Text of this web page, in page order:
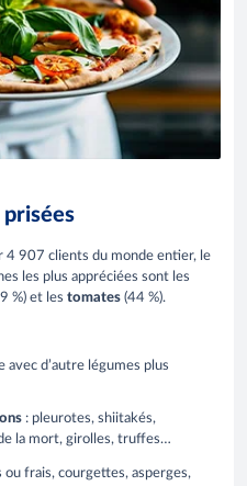
prisées
4 907 clients du monde entier, le
les plus appréciées sont les
%) et les tomates (44 %).
avec d’autre légumes plus
: pleurotes, shiitakés,
la mort, girolles, truffes…
ou frais, courgettes, asperges,